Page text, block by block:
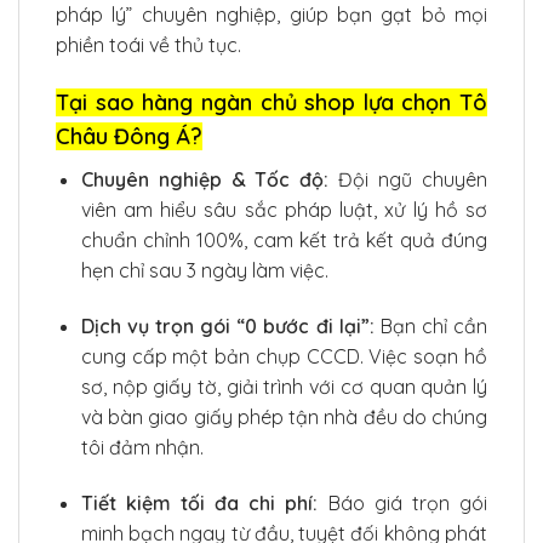
pháp lý” chuyên nghiệp, giúp bạn gạt bỏ mọi
phiền toái về thủ tục.
Tại sao hàng ngàn chủ shop lựa chọn Tô
Châu Đông Á?
Chuyên nghiệp & Tốc độ: Đội ngũ chuyên
viên am hiểu sâu sắc pháp luật, xử lý hồ sơ
chuẩn chỉnh 100%, cam kết trả kết quả đúng
hẹn chỉ sau 3 ngày làm việc.
Dịch vụ trọn gói “0 bước đi lại”: Bạn chỉ cần
cung cấp một bản chụp CCCD. Việc soạn hồ
sơ, nộp giấy tờ, giải trình với cơ quan quản lý
và bàn giao giấy phép tận nhà đều do chúng
tôi đảm nhận.
Tiết kiệm tối đa chi phí: Báo giá trọn gói
minh bạch ngay từ đầu, tuyệt đối không phát